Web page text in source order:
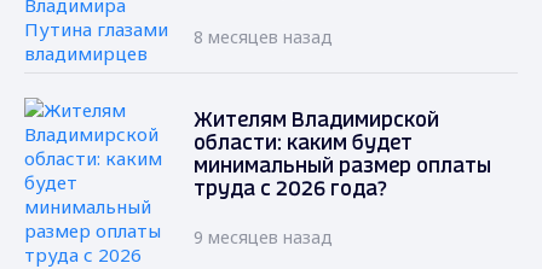
8 месяцев назад
Жителям Владимирской
области: каким будет
минимальный размер оплаты
труда с 2026 года?
9 месяцев назад